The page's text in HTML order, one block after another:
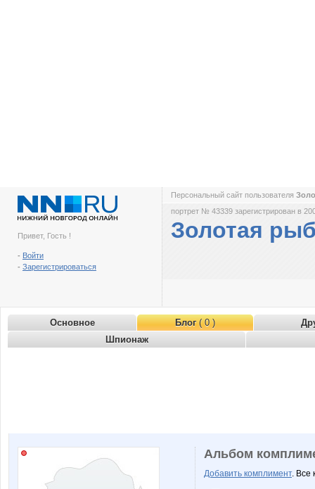
Привет, Гость !
- Войти
- Зарегистрироваться
Персональный сайт пользователя
портрет № 43339 зарегистрирован в
Золотая
Основное Блог( 0 )
Шпионаж
Альбом
Добавить комплимент. Все